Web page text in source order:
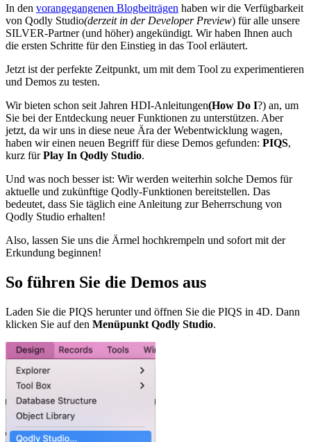
In den vorangegangenen Blogbeiträgen haben wir die Verfügbarkeit
von Qodly Studio(derzeit in der Developer Preview) für alle unsere
SILVER-Partner (und höher) angekündigt. Wir haben Ihnen auch
die ersten Schritte für den Einstieg in das Tool erläutert.
Jetzt ist der perfekte Zeitpunkt, um mit dem Tool zu experimentieren
und Demos zu testen.
Wir bieten schon seit Jahren HDI-Anleitungen(How Do I?) an, um
Sie bei der Entdeckung neuer Funktionen zu unterstützen. Aber
jetzt, da wir uns in diese neue Ära der Webentwicklung wagen,
haben wir einen neuen Begriff für diese Demos gefunden: PIQS,
kurz fürPlay In Qodly Studio.
Und was noch besser ist: Wir werden weiterhin solche Demos für
aktuelle und zukünftige Qodly-Funktionen bereitstellen. Das
bedeutet, dass Sie täglich eine Anleitung zur Beherrschung von
Qodly Studio erhalten!
Also, lassen Sie uns die Ärmel hochkrempeln und sofort mit der
Erkundung beginnen!
So führen Sie die Demos aus
Laden Sie die PIQS herunter und öffnen Sie die PIQS in 4D. Dann
klicken Sie auf den Menüpunkt Qodly Studio.